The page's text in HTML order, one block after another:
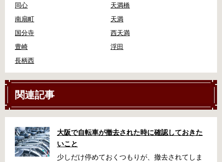
同心
天満橋
南扇町
天満
国分寺
西天満
豊崎
浮田
長柄西
関連記事
大阪で自転車が撤去された時に確認しておきた
いこと
少しだけ停めておくつもりが、撤去されてしま